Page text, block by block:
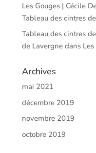
Les Gouges | Cécile
Tableau des cintres
Tableau des cintres
de Lavergnedans
Archives
mai 2021
décembre 2019
novembre 2019
octobre 2019